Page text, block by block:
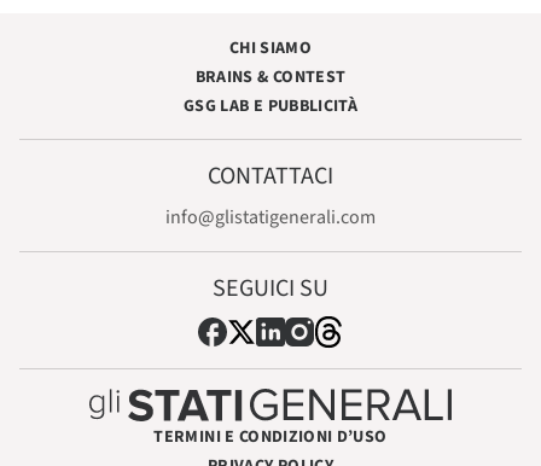
CHI SIAMO
BRAINS & CONTEST
GSG LAB E PUBBLICITÀ
CONTATTACI
info@glistatigenerali.com
SEGUICI SU
TERMINI E CONDIZIONI D’USO